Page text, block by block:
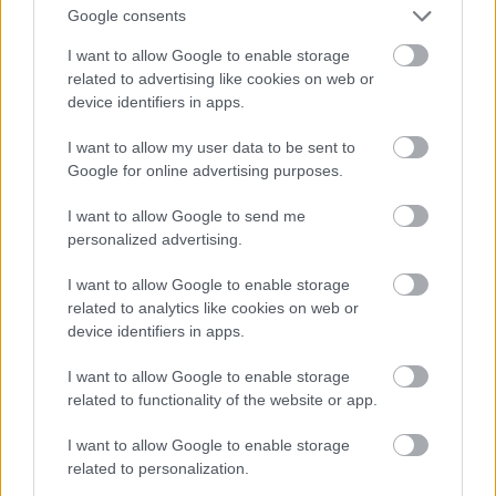
Google consents
I want to allow Google to enable storage
related to advertising like cookies on web or
device identifiers in apps.
I want to allow my user data to be sent to
Google for online advertising purposes.
I want to allow Google to send me
personalized advertising.
I want to allow Google to enable storage
related to analytics like cookies on web or
device identifiers in apps.
I want to allow Google to enable storage
related to functionality of the website or app.
I want to allow Google to enable storage
related to personalization.
különösen érdekes ezek közül a
Buda Folk Band
csatornája
hiszen a
Buda Folk Band zenék napkelettől
napnyugtáig...című playlist egy kiemelkedő ötlet
arra, hogyan lehet egy jól eltalált témával kilépni a
stúdióanyagok, koncertfelvételek és interjúk
megszokott keretei közül.
Összesen tehát 18 olyan csatorna van, ahol nem
rendezték el jól a videókat, és ezeknek csak a
kisebbsége olyan, ahol legalább az látszik, hogy